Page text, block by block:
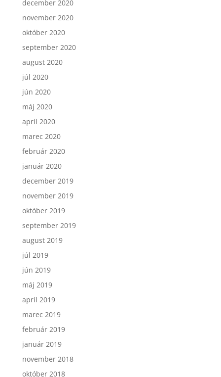
december 2020
november 2020
október 2020
september 2020
august 2020
júl 2020
jún 2020
máj 2020
apríl 2020
marec 2020
február 2020
január 2020
december 2019
november 2019
október 2019
september 2019
august 2019
júl 2019
jún 2019
máj 2019
apríl 2019
marec 2019
február 2019
január 2019
november 2018
október 2018